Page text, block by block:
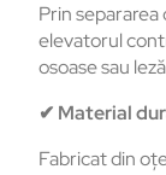
Prin
elevatorul
osoase sau
✔ Material
Fabricat din